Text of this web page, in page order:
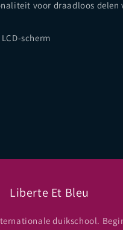
voor draadloos delen
scherm
Liberte Et Bleu
duikschool.